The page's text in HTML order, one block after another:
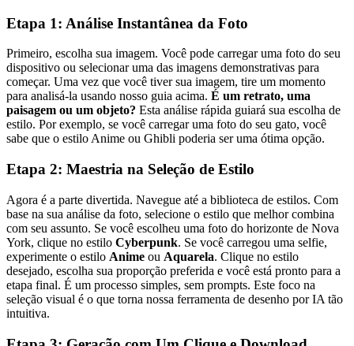
Etapa 1: Análise Instantânea da Foto
Primeiro, escolha sua imagem. Você pode carregar uma foto do seu
dispositivo ou selecionar uma das imagens demonstrativas para
começar. Uma vez que você tiver sua imagem, tire um momento
para analisá-la usando nosso guia acima. É um retrato, uma
paisagem ou um objeto? Esta análise rápida guiará sua escolha de
estilo. Por exemplo, se você carregar uma foto do seu gato, você
sabe que o estilo Anime ou Ghibli poderia ser uma ótima opção.
Etapa 2: Maestria na Seleção de Estilo
Agora é a parte divertida. Navegue até a biblioteca de estilos. Com
base na sua análise da foto, selecione o estilo que melhor combina
com seu assunto. Se você escolheu uma foto do horizonte de Nova
York, clique no estilo Cyberpunk. Se você carregou uma selfie,
experimente o estilo Anime ou Aquarela. Clique no estilo
desejado, escolha sua proporção preferida e você está pronto para a
etapa final. É um processo simples, sem prompts. Este foco na
seleção visual é o que torna nossa ferramenta de desenho por IA tão
intuitiva.